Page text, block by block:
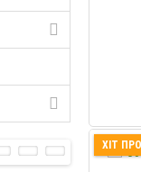
ХІТ